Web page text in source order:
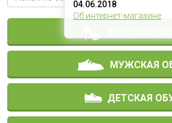
04.06.2018
Об интернет-магазине
МУЖСКАЯ
ДЕТСКАЯ